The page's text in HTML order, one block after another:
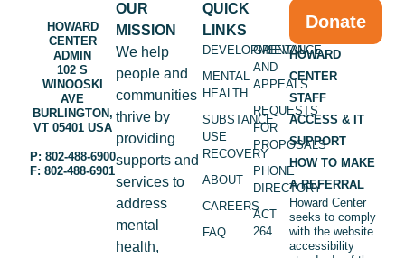
HOWARD
CENTER
ADMIN
102 S
WINOOSKI
AVE
BURLINGTON,
VT 05401 USA
P: 802-488-6900
F: 802-488-6901
OUR
MISSION
We help
people and
communities
thrive by
providing
supports and
services to
address
mental
health,
QUICK
LINKS
DEVELOPMENTAL
MENTAL
HEALTH
SUBSTANCE
USE
RECOVERY
ABOUT
CAREERS
FAQ
GRIEVANCE
AND
APPEALS
REQUESTS
FOR
PROPOSALS
PHONE
DIRECTORY
ACT
264
Donate
HOWARD
CENTER
STAFF
ACCESS & IT
SUPPORT
HOW TO MAKE
A REFERRAL
Howard Center
seeks to comply
with the website
accessibility